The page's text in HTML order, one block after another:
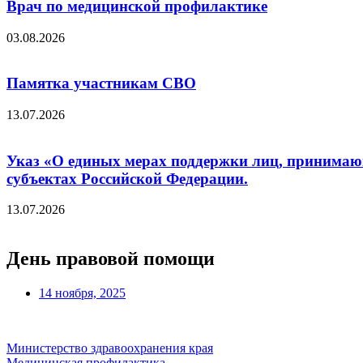
Врач по медицинской профилактике
03.08.2026
Памятка участникам СВО
13.07.2026
Указ «О единых мерах поддержки лиц,
субъектах Российской Федерации.
13.07.2026
День правовой помощи
14 ноября, 2025
Министерство здравоохранения края